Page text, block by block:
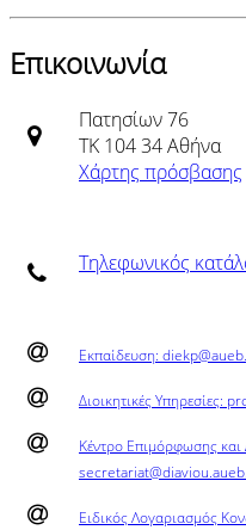
Επικοινωνία
Πατησίων 76
ΤΚ 104 34 Αθήνα
Χάρτης πρόσβασης
Τηλεφωνικός
Εκπαίδευση:
Διοικητικές Υπηρεσίες:
Κέντρο Επιμόρφωσης
Ειδικός Λογαριασμός